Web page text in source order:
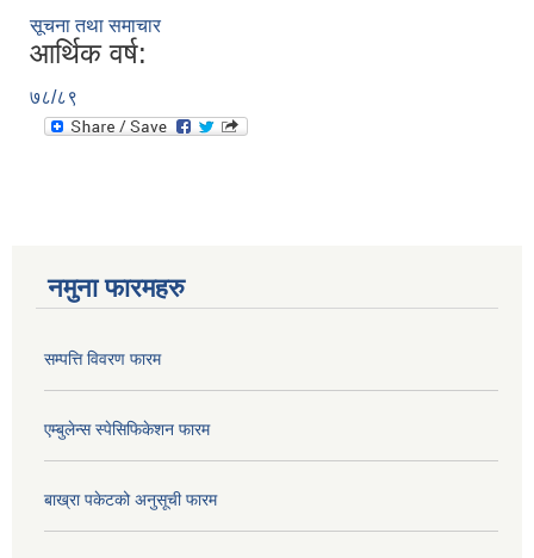
सूचना तथा समाचार
आर्थिक वर्ष:
७८/८९
नमुना फारमहरु
सम्पत्ति विवरण फारम
एम्बुलेन्स स्पेसिफिकेशन फारम
बाख्रा पकेटको अनुसूची फारम